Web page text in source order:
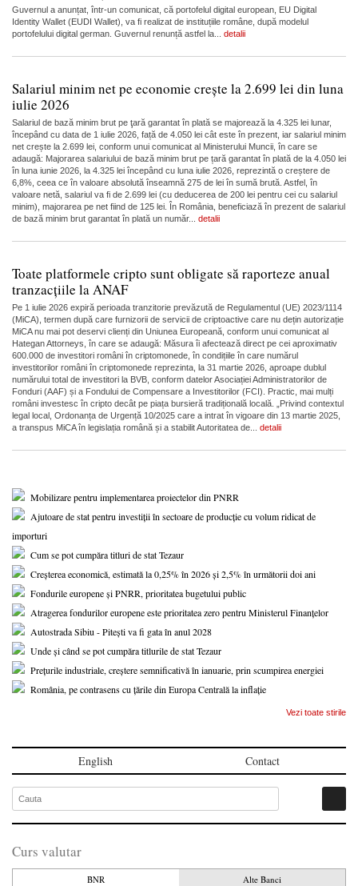
Guvernul a anunțat, într-un comunicat, că portofelul digital european, EU Digital
Identity Wallet (EUDI Wallet), va fi realizat de instituțiile române, după modelul
portofelului digital german. Guvernul renunță astfel la... detalii
Salariul minim net pe economie crește la 2.699 lei din luna
iulie 2026
Salariul de bază minim brut pe ţară garantat în plată se majorează la 4.325 lei lunar,
începând cu data de 1 iulie 2026, față de 4.050 lei cât este în prezent, iar salariul minim
net crește la 2.699 lei, conform unui comunicat al Ministerului Muncii, în care se
adaugă: Majorarea salariului de bază minim brut pe țară garantat în plată de la 4.050 lei
în luna iunie 2026, la 4.325 lei începând cu luna iulie 2026, reprezintă o creștere de
6,8%, ceea ce în valoare absolută înseamnă 275 de lei în sumă brută. Astfel, în
valoare netă, salariul va fi de 2.699 lei (cu deducerea de 200 lei pentru cei cu salariul
minim), majorarea pe net fiind de 125 lei. În România, beneficiază în prezent de salariul
de bază minim brut garantat în plată un număr... detalii
Toate platformele cripto sunt obligate să raporteze anual
tranzacțiile la ANAF
Pe 1 iulie 2026 expiră perioada tranzitorie prevăzută de Regulamentul (UE) 2023/1114
(MiCA), termen după care furnizorii de servicii de criptoactive care nu dețin autorizație
MiCA nu mai pot deservi clienți din Uniunea Europeană, conform unui comunicat al
Hategan Attorneys, în care se adaugă: Măsura îi afectează direct pe cei aproximativ
600.000 de investitori români în criptomonede, în condițiile în care numărul
investitorilor români în criptomonede reprezinta, la 31 martie 2026, aproape dublul
numărului total de investitori la BVB, conform datelor Asociației Administratorilor de
Fonduri (AAF) și a Fondului de Compensare a Investitorilor (FCI). Practic, mai mulți
români investesc în cripto decât pe piața bursieră tradițională locală. „Privind contextul
legal local, Ordonanța de Urgență 10/2025 care a intrat în vigoare din 13 martie 2025,
a transpus MiCA în legislația română și a stabilit Autoritatea de... detalii
Mobilizare pentru implementarea proiectelor din PNRR
Ajutoare de stat pentru investiții în sectoare de producție cu volum ridicat de
importuri
Cum se pot cumpăra titluri de stat Tezaur
Creșterea economică, estimată la 0,25% în 2026 și 2,5% în următorii doi ani
Fondurile europene și PNRR, prioritatea bugetului public
Atragerea fondurilor europene este prioritatea zero pentru Ministerul Finanțelor
Autostrada Sibiu - Pitești va fi gata în anul 2028
Unde și când se pot cumpăra titlurile de stat Tezaur
Prețurile industriale, creștere semnificativă în ianuarie, prin scumpirea energiei
România, pe contrasens cu țările din Europa Centrală la inflație
Vezi toate stirile
English Contact
Curs valutar
BNR Alte Banci